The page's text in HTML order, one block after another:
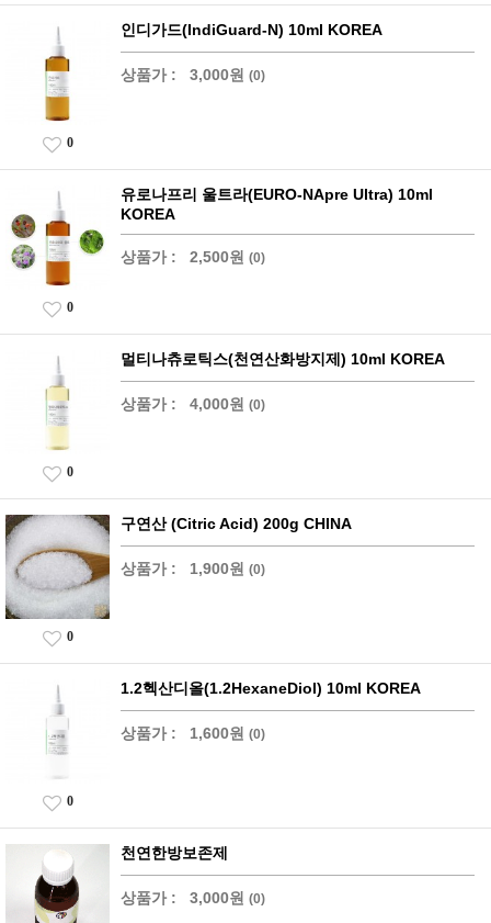
인디가드(IndiGuard-N) 10ml KOREA
상품가 : 3,000원 (0)
0
유로나프리 울트라(EURO-NApre Ultra) 10ml
KOREA
상품가 : 2,500원 (0)
0
멀티나츄로틱스(천연산화방지제) 10ml KOREA
상품가 : 4,000원 (0)
0
구연산 (Citric Acid) 200g CHINA
상품가 : 1,900원 (0)
0
1.2헥산디올(1.2HexaneDiol) 10ml KOREA
상품가 : 1,600원 (0)
0
천연한방보존제
상품가 : 3,000원 (0)